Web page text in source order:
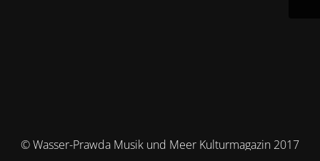
© Wasser-Prawda Musik und Meer Kulturmagazin 2017